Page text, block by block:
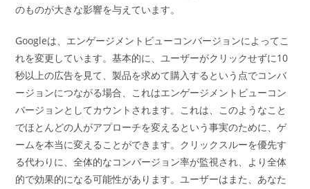
のものが大きな影響を与えています。
Googleは、エンゲージメントビューコンバージョンによってこ
れを変更しています。基本的に、ユーザーがクリックせずに10
秒以上の広告を見て、製品を求めて購入するという点でコンバ
ージョンにつながる場合、これはエンゲージメントビューコン
バージョンとしてカウントされます。これは、このようなこと
でほとんどの人がアプローチを変えるという事実のために、ゲ
ームを本当に変えることができます。クリックスルーを優先す
る代わりに、全体的なコンバージョン率が監視され、より全体
的で効果的になる可能性があります。ユーザーはまた、あなた